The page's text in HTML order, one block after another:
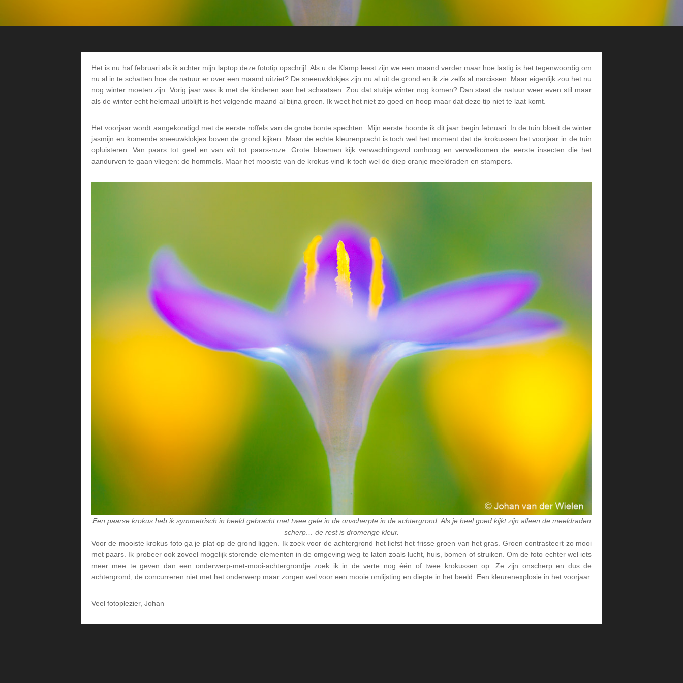
Het is nu haf februari als ik achter mijn laptop deze fototip opschrijf. Als u de Klamp leest zijn we een maand verder maar hoe lastig is het tegenwoordig om
nu al in te schatten hoe de natuur er over een maand uitziet? De sneeuwklokjes zijn nu al uit de grond en ik zie zelfs al narcissen. Maar eigenlijk zou het nu
nog winter moeten zijn. Vorig jaar was ik met de kinderen aan het schaatsen. Zou dat stukje winter nog komen? Dan staat de natuur weer even stil maar
als de winter echt helemaal uitblijft is het volgende maand al bijna groen. Ik weet het niet zo goed en hoop maar dat deze tip niet te laat komt.
Het voorjaar wordt aangekondigd met de eerste roffels van de grote bonte spechten. Mijn eerste hoorde ik dit jaar begin februari. In de tuin bloeit de winter
jasmijn en komende sneeuwklokjes boven de grond kijken. Maar de echte kleurenpracht is toch wel het moment dat de krokussen het voorjaar in de tuin
opluisteren. Van paars tot geel en van wit tot paars-roze. Grote bloemen kijk verwachtingsvol omhoog en verwelkomen de eerste insecten die het
aandurven te gaan vliegen: de hommels. Maar het mooiste van de krokus vind ik toch wel de diep oranje meeldraden en stampers.
Een paarse krokus heb ik symmetrisch in beeld gebracht met twee gele in de onscherpte in de achtergrond. Als je heel goed kijkt zijn alleen de meeldraden
scherp… de rest is dromerige kleur.
Voor de mooiste krokus foto ga je plat op de grond liggen. Ik zoek voor de achtergrond het liefst het frisse groen van het gras. Groen contrasteert zo mooi
met paars. Ik probeer ook zoveel mogelijk storende elementen in de omgeving weg te laten zoals lucht, huis, bomen of struiken. Om de foto echter wel iets
meer mee te geven dan een onderwerp-met-mooi-achtergrondje zoek ik in de verte nog één of twee krokussen op. Ze zijn onscherp en dus de
achtergrond, de concurreren niet met het onderwerp maar zorgen wel voor een mooie omlijsting en diepte in het beeld. Een kleurenexplosie in het voorjaar.
Veel fotoplezier, Johan